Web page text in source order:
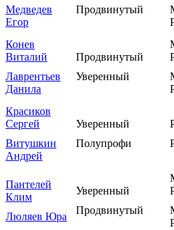
Медведев
Егор
Продвинутый
Конев
Виталий
Лаврентьев
Данила
Продвинутый
Уверенный
Красиков
Сергей
Витушкин
Андрей
Уверенный
Полупрофи
Пантелей
Клим
Люляев Юра
Уверенный
Продвинутый